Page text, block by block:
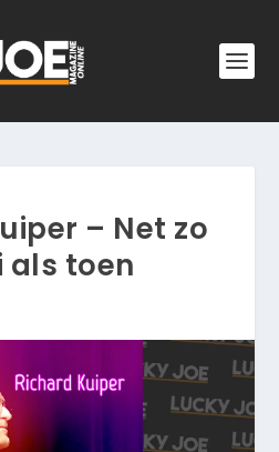
– Net zo
als toen